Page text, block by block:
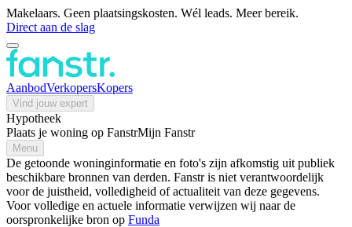
Makelaars. Geen plaatsingskosten. Wél leads. Meer bereik.
Direct aan de slag
AanbodVerkopersKopers
Vind jouw expert
Hypotheek
Plaats je woning op FanstrMijn Fanstr
Menu
De getoonde woninginformatie en foto's zijn afkomstig uit publiek
beschikbare bronnen van derden. Fanstr is niet verantwoordelijk
voor de juistheid, volledigheid of actualiteit van deze gegevens.
Voor volledige en actuele informatie verwijzen wij naar de
oorspronkelijke bron op Funda